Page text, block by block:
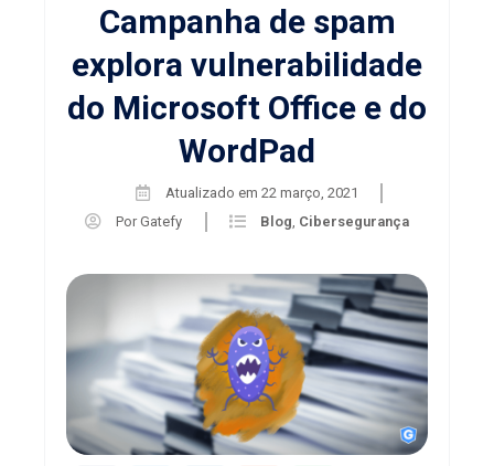
Campanha de spam
explora vulnerabilidade
do Microsoft Office e do
WordPad
Atualizado em 22 março, 2021
PorGatefy Blog Cibersegurança